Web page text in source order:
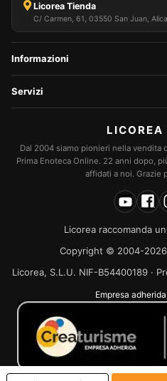
Licorea Tienda
C/ Carmen, 61, 03550 San Juan,
Informazioni
Servizi
LICOREA
Dal 2004 siamo pionieri nella vendita
Prima Enoteca Online. 22 anni dopo,
affidati a noi. Grazie
Licorea raccomanda
Copyright © 2004-
Licorea, S.L.U. NIF-B54400189 ·
Empresa